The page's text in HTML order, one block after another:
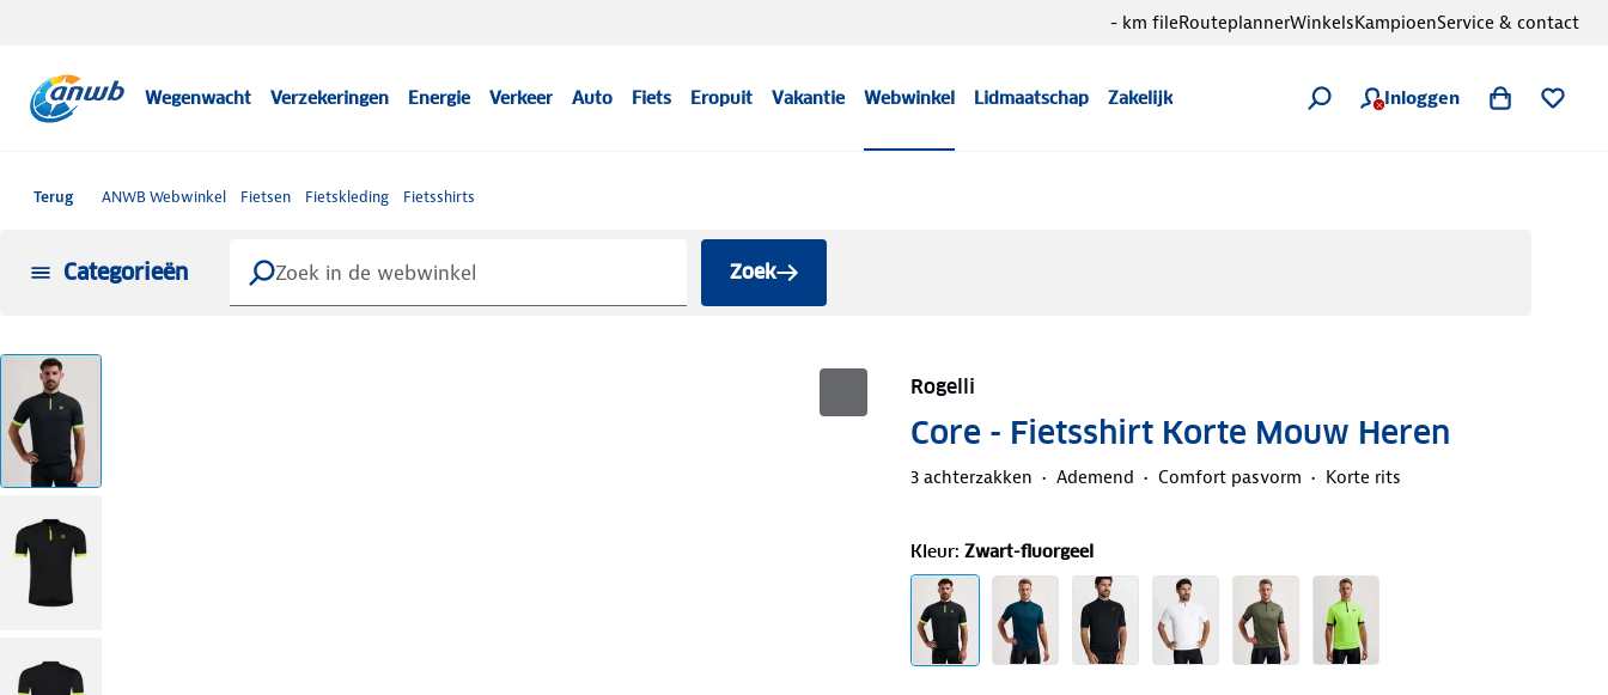
Wegenwacht Verzekeringen Energie Verkeer Auto Fiets Eropuit Vakantie Webwinkel Lidmaatschap Zakelijk Inloggen
- km fileRouteplannerWinkelsKampioenService & contact
Terug ANWB Webwinkel Fietsen Fietskleding Fietsshirts
Categorieën Zoek
Rogelli
Core - Fietsshirt Korte Mouw Heren
3 achterzakken Ademend Comfort pasvorm Korte rits
Kleur: Zwart-fluorgeel